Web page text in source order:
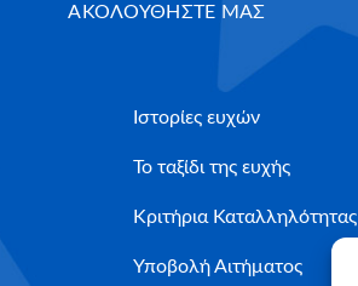
ΑΚΟΛΟΥΘΗΣΤΕ ΜΑΣ
Ιστορίες ευχών
Το ταξίδι της ευχής
Κριτήρια Καταλληλότητας
Υποβολή Αιτήματος